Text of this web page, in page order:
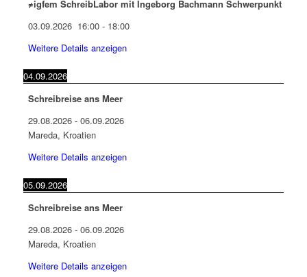
≠igfem SchreibLabor mit Ingeborg Bachmann Schwerpunkt
03.09.2026 16:00- 18:00
Weitere Details anzeigen
04.09.2026
Schreibreise ans Meer
29.08.2026- 06.09.2026
Mareda, Kroatien
Weitere Details anzeigen
05.09.2026
Schreibreise ans Meer
29.08.2026- 06.09.2026
Mareda, Kroatien
Weitere Details anzeigen